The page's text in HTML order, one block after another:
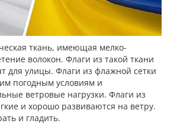
ткань, имеющая мелко-
волокон. Флаги из такой ткани
для улицы. Флаги из флажной сетки
погодным условиям и
ветровые нагрузки. Флаги из
и хорошо развиваются на ветру.
и гладить.